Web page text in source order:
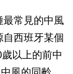
常見的中風
西班牙某個
以上的前中